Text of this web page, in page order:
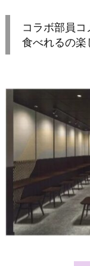
コラボ部員
食べれるの楽